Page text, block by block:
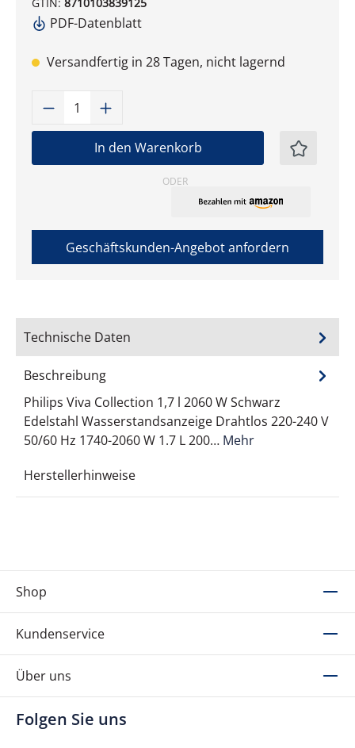
PDF-Datenblatt
Versandfertig in 28 Tagen, nicht lagernd
Produkt Anzahl: Gib den
In den Warenkorb
ODER
Geschäftskunden-Angebot anfordern
Technische Daten
Beschreibung
Philips Viva Collection 1,7 l 2060 W Schwarz
Edelstahl Wasserstandsanzeige Drahtlos 220-240 V
50/60 Hz 1740-2060 W 1.7 L 200… Mehr
Herstellerhinweise
Shop
Kundenservice
Über uns
Folgen Sie uns